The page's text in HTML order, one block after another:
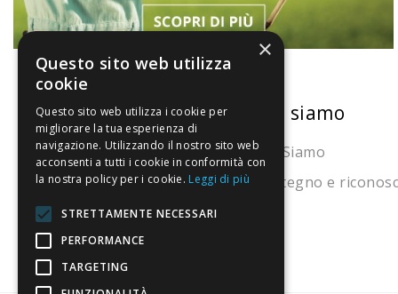
La nostra convenienza
Il risparmio che fa ambiente
Il nostro manifesto
Il blog
Perché fidarti
Vendi con noi
Chi siamo
Chi Siamo
Sostegno e
×
Questo sito web utilizza
cookie
Questo sito web utilizza i cookie per
migliorare la tua esperienza di
navigazione. Utilizzando il nostro sito web
acconsenti a tutti i cookie in conformità con
la nostra policy per i cookie. Leggi di più
STRETTAMENTE NECESSARI
PERFORMANCE
TARGETING